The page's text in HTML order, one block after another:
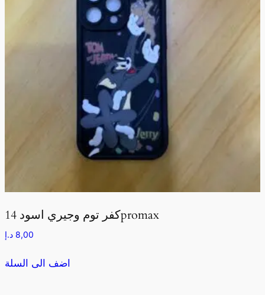
كفر توم وجيري اسود 14promax
8,00 د.إ
اضف الى السلة